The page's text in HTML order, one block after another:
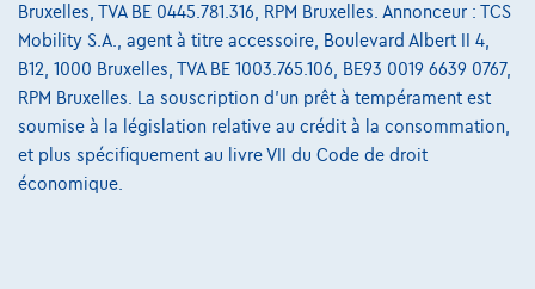
€19.850 1 ✓TVA déductible
€380,90 /mois
et une dernière mensualité de
€5.343,40
Découvrez l’exemple chiffré complet
8630 Veurne,Opel Leplae Veurne
Bruxelles, TVA BE 0445.781.316, RPM Bruxelles. Annonceur : TCS
Mobility S.A., agent à titre accessoire, Boulevard Albert II 4,
B12, 1000 Bruxelles, TVA BE 1003.765.106, BE93 0019 6639 0767,
RPM Bruxelles. La souscription d'un prêt à tempérament est
soumise à la législation relative au crédit à la consommation,
et plus spécifiquement au livre VII du Code de droit
économique.